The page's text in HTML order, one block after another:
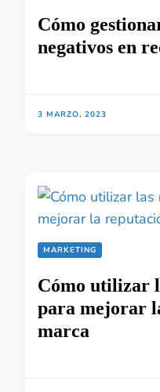
Cómo
negativos en
3 MARZO, 2023
MARKETING
Cómo utilizar
para mejorar
marca